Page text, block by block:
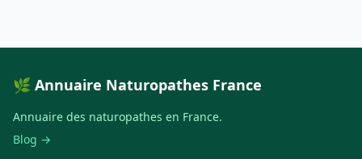
🌿 Annuaire Naturopathes France
Annuaire des naturopathes en France.
Blog →